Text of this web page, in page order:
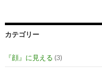
カテゴリー
『顔』に見える (3)